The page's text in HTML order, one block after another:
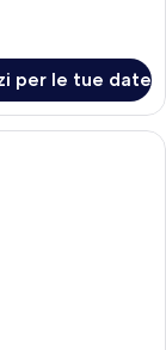
per le tue date
camera d'albergo con